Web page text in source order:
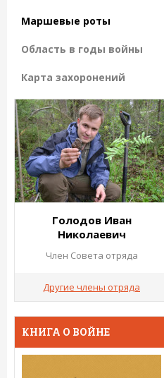
Маршевые роты
Область в годы войны
Карта захоронений
Голодов Иван
Николаевич
Член Совета отряда
Другие члены отряда
КНИГА О ВОЙНЕ